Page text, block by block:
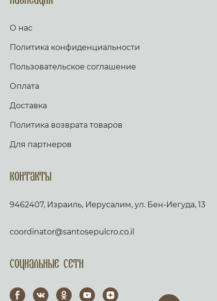
О нас
Политика конфиденциальности
Пользовательское соглашение
Оплата
Доставка
Политика возврата товаров
Для партнеров
Контакты
9462407, Израиль, Иерусалим, ул. Бен-Иегуда, 13
coordinator@santosepulcro.co.il
Социальные сети